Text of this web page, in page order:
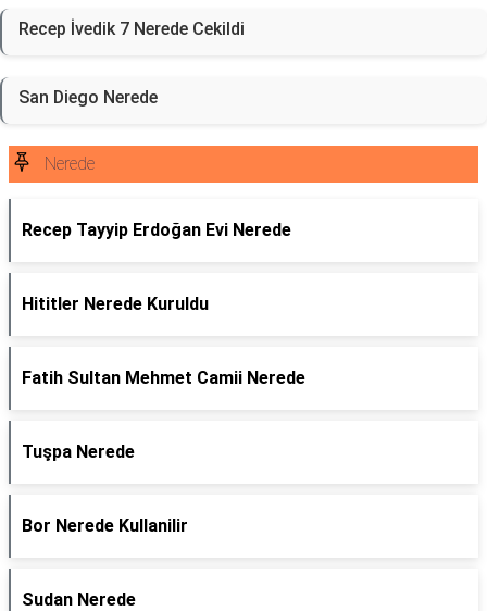
Recep İvedik 7 Nerede Cekildi
San Diego Nerede
Nerede
Recep Tayyip Erdoğan Evi Nerede
Hititler Nerede Kuruldu
Fatih Sultan Mehmet Camii Nerede
Tuşpa Nerede
Bor Nerede Kullanilir
Sudan Nerede